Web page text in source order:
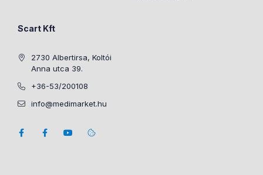
Scart Kft
2730 Albertirsa, Koltói
Anna utca 39.
+36-53/200108
info@medimarket.hu